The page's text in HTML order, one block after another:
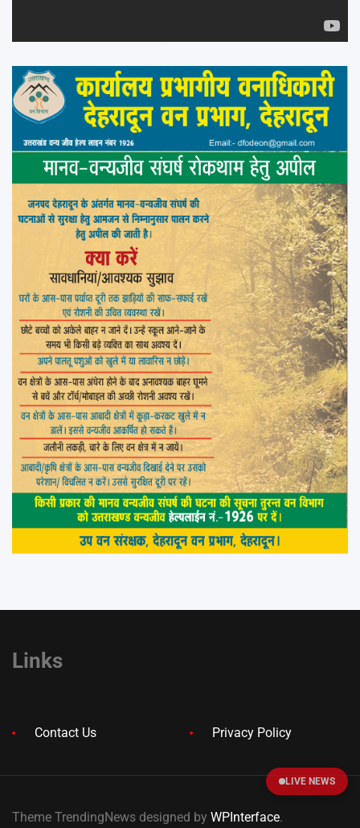
Links
Contact Us Privacy Policy
Theme TrendingNews designed by WPInterface.
LIVE NEWS